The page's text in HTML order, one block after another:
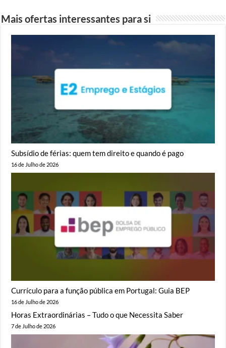
Mais ofertas interessantes para si
Subsídio de férias: quem tem direito e quando é pago
16 de Julho de 2026
Currículo para a função pública em Portugal: Guia BEP
16 de Julho de 2026
Horas Extraordinárias – Tudo o que Necessita Saber
7 de Julho de 2026